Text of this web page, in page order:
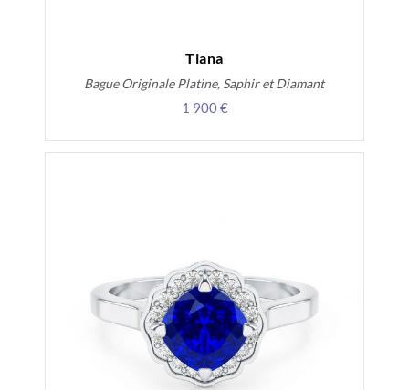
Tiana
Bague Originale Platine, Saphir et Diamant
1 900 €